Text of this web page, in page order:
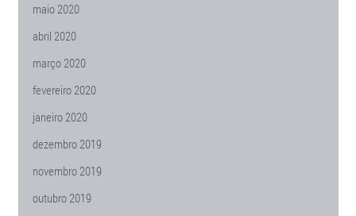
maio 2020
abril 2020
março 2020
fevereiro 2020
janeiro 2020
dezembro 2019
novembro 2019
outubro 2019